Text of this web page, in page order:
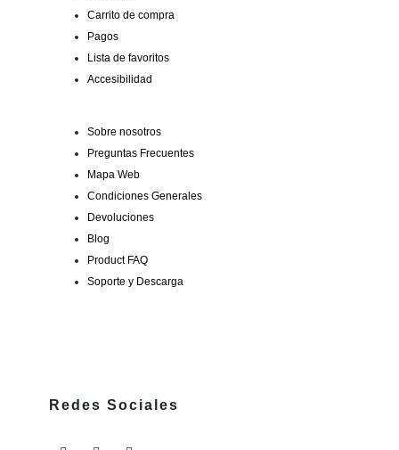
Carrito de compra
Pagos
Lista de favoritos
Accesibilidad
Sobre nosotros
Preguntas Frecuentes
Mapa Web
Condiciones Generales
Devoluciones
Blog
Product FAQ
Soporte y Descarga
Redes Sociales